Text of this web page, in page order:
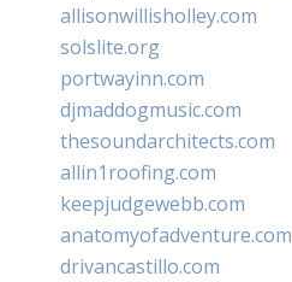
allisonwillisholley.com
solslite.org
portwayinn.com
djmaddogmusic.com
thesoundarchitects.com
allin1roofing.com
keepjudgewebb.com
anatomyofadventure.com
drivancastillo.com